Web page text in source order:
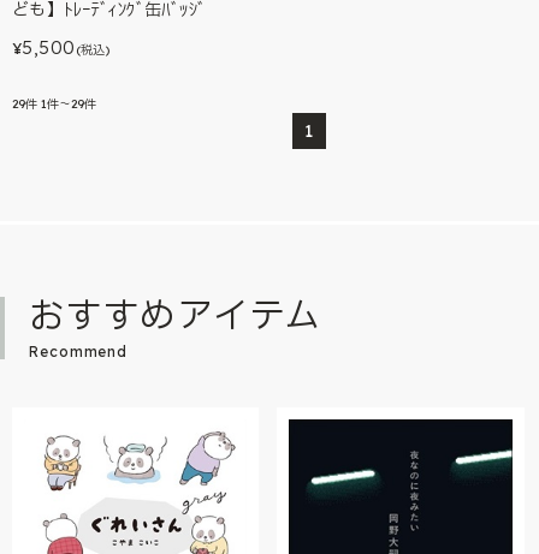
ども】ﾄﾚｰﾃﾞｨﾝｸﾞ缶ﾊﾞｯｼﾞ
¥5,500 (税込)
29件 1件～29件
1
おすすめアイテム
Recommend